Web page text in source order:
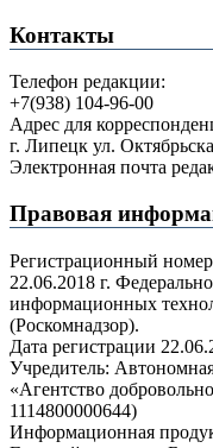
Контакты
Телефон редакции:
+7(938) 104-96-00
Адрес для
г. Липецк ул.
Электронная почта
Правовая
Регистрационный
22.06.2018 г.
информационных
(Роскомнадзор).
Дата регистрации
Учредитель:
«Агентство
1114800000644)
Информационная